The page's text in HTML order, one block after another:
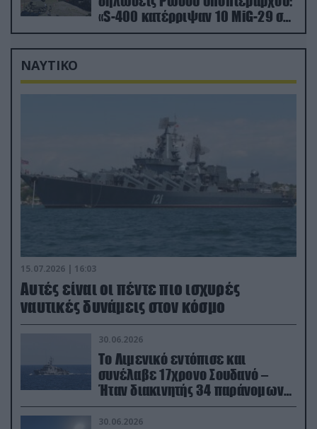
«S-400 κατέρριψαν 10 MiG-29 σε
μόλις μια μέρα!»
ΝΑΥΤΙΚΟ
15.07.2026 | 16:03
Aυτές είναι οι πέντε πιο ισχυρές
ναυτικές δυνάμεις στον κόσμο
30.06.2026
Το Λιμενικό εντόπισε και
συνέλαβε 17χρονο Σουδανό –
Ήταν διακινητής 34 παράνομων
μεταναστών
30.06.2026